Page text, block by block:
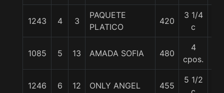
1243 4 3
PAQUETE
PLATICO
420
3 1/4
c
1085 5 13 AMADA SOFIA 480
4
cpos.
1246 6 12 ONLY ANGEL 455
5 1/2